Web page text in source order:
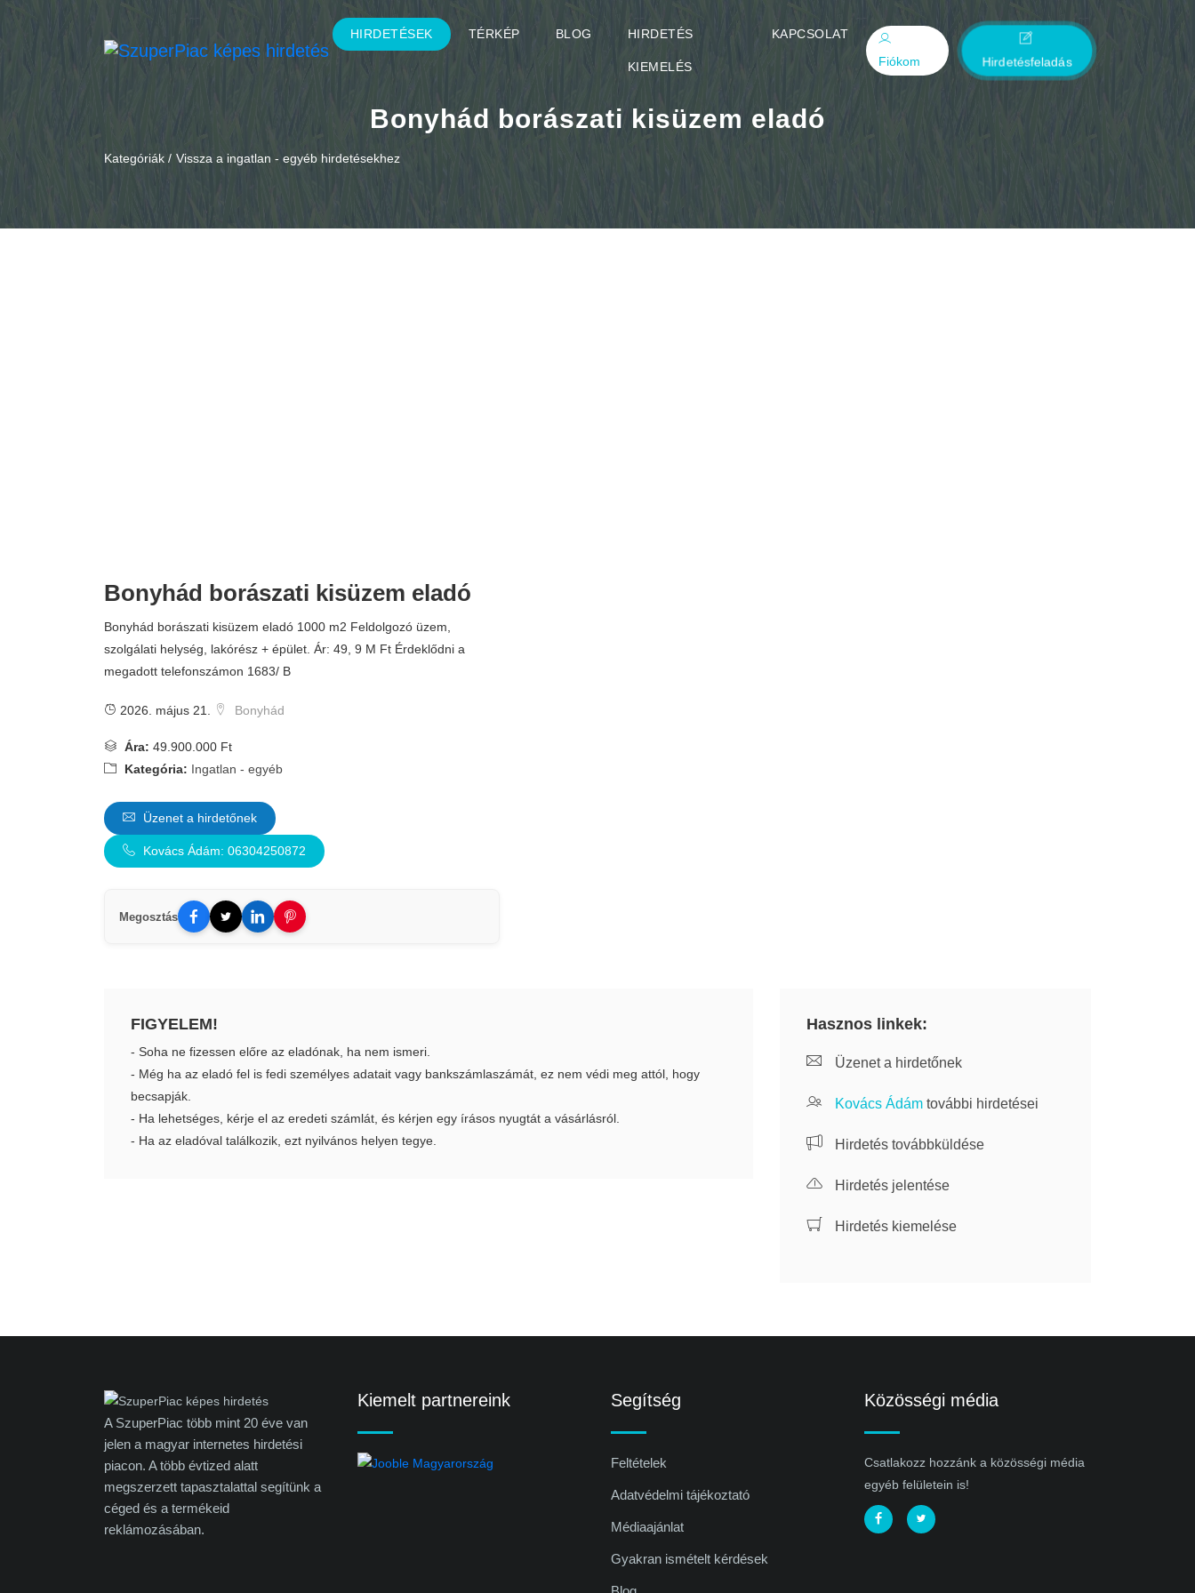
HIRDETÉSEK TÉRKÉP BLOG HIRDETÉS
KIEMELÉS
KAPCSOLAT
Fiókom
Hirdetésfeladás
Bonyhád borászati kisüzem eladó
Kategóriák / Vissza a ingatlan - egyéb hirdetésekhez
Bonyhád borászati kisüzem eladó
Bonyhád borászati kisüzem eladó 1000 m2 Feldolgozó üzem,
szolgálati helység, lakórész + épület. Ár: 49, 9 M Ft Érdeklődni a
megadott telefonszámon 1683/ B
2026. május 21. Bonyhád
Ára: 49.900.000 Ft
Kategória: Ingatlan - egyéb
Üzenet a hirdetőnek
Kovács Ádám: 06304250872
Megosztás
FIGYELEM!
- Soha ne fizessen előre az eladónak, ha nem ismeri.
- Még ha az eladó fel is fedi személyes adatait vagy bankszámlaszámát, ez nem védi meg attól, hogy
becsapják.
- Ha lehetséges, kérje el az eredeti számlát, és kérjen egy írásos nyugtát a vásárlásról.
- Ha az eladóval találkozik, ezt nyilvános helyen tegye.
Hasznos linkek:
Üzenet a hirdetőnek
Kovács Ádám további hirdetései
Hirdetés továbbküldése
Hirdetés jelentése
Hirdetés kiemelése
A SzuperPiac több mint 20 éve van
jelen a magyar internetes hirdetési
piacon. A több évtized alatt
megszerzett tapasztalattal segítünk a
céged és a termékeid
reklámozásában.
Kiemelt partnereink Segítség
Feltételek
Adatvédelmi tájékoztató
Médiaajánlat
Gyakran ismételt kérdések
Közösségi média
Csatlakozz hozzánk a közösségi média
egyéb felületein is!